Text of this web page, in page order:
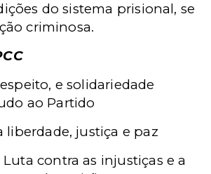
do sistema prisional, se
criminosa.
e solidariedade
ao Partido
liberdade, justiça e paz
contra as injustiças e a